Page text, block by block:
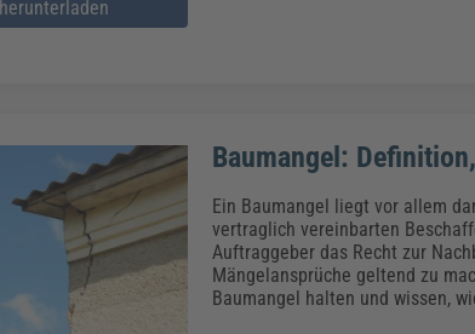
herunterladen
Baumangel:
Ein Baumangel liegt vor allem
vertraglich vereinbarten
Auftraggeber das Recht zur
Mängelansprüche geltend zu
Baumangel halten und wissen,